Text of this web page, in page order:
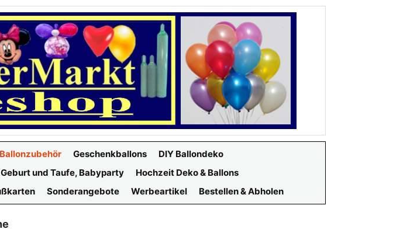
Ballonzubehör Geschenkballons
DIY Ballondeko
Geburt und Taufe, Babyparty
Hochzeit Deko & Ballons
Sonderangebote Werbeartikel Bestellen & Abholen